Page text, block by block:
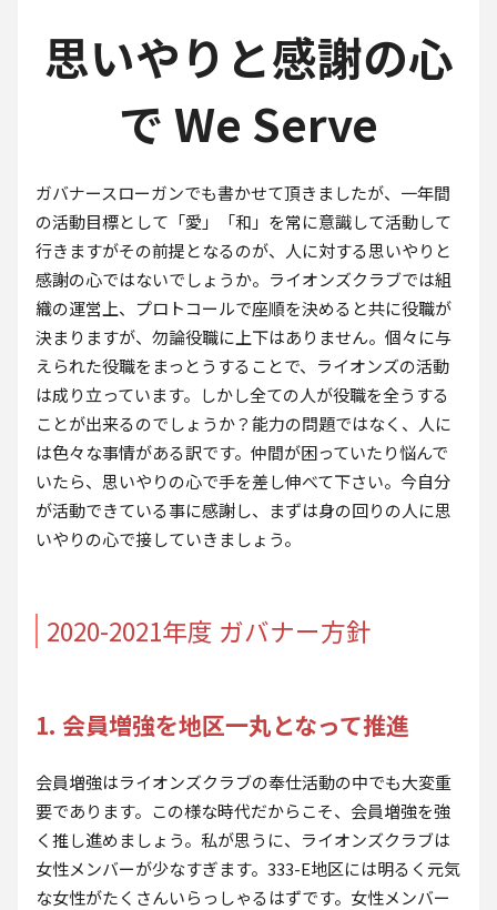
思いやりと感謝の心
で We Serve
ガバナースローガンでも書かせて頂きましたが、一年間
の活動目標として「愛」「和」を常に意識して活動して
行きますがその前提となるのが、人に対する思いやりと
感謝の心ではないでしょうか。ライオンズクラブでは組
織の運営上、プロトコールで座順を決めると共に役職が
決まりますが、勿論役職に上下はありません。個々に与
えられた役職をまっとうすることで、ライオンズの活動
は成り立っています。しかし全ての人が役職を全うする
ことが出来るのでしょうか？能力の問題ではなく、人に
は色々な事情がある訳です。仲間が困っていたり悩んで
いたら、思いやりの心で手を差し伸べて下さい。今自分
が活動できている事に感謝し、まずは身の回りの人に思
いやりの心で接していきましょう。
2020-2021年度 ガバナー方針
1. 会員増強を地区一丸となって推進
会員増強はライオンズクラブの奉仕活動の中でも大変重
要であります。この様な時代だからこそ、会員増強を強
く推し進めましょう。私が思うに、ライオンズクラブは
女性メンバーが少なすぎます。333-E地区には明るく元気
な女性がたくさんいらっしゃるはずです。女性メンバー